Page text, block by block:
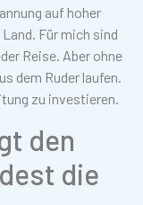
auf hoher
Für mich sind
Reise. Aber ohne
dem Ruder laufen.
zu investieren.
den
die